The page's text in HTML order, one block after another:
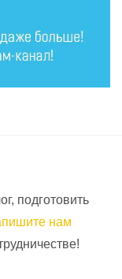
подготовить
нам